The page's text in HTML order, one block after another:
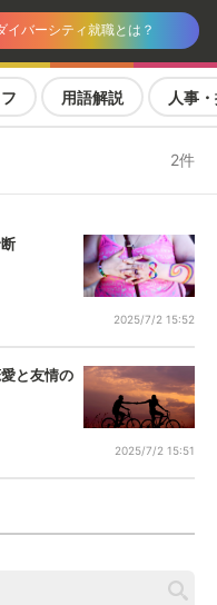
イバーシティ就職とは？
用語解説 人事
2件
2025/7/2 15:52
と友情の
2025/7/2 15:51